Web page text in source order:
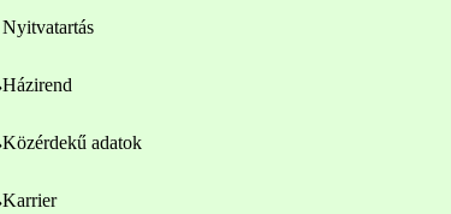
Nyitvatartás
Házirend
Közérdekű adatok
Karrier